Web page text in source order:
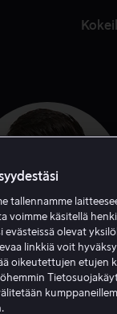
tallennamme
voimme käsitellä
evästeissä olevat
linkkiä voit
oikeutettujen etujen